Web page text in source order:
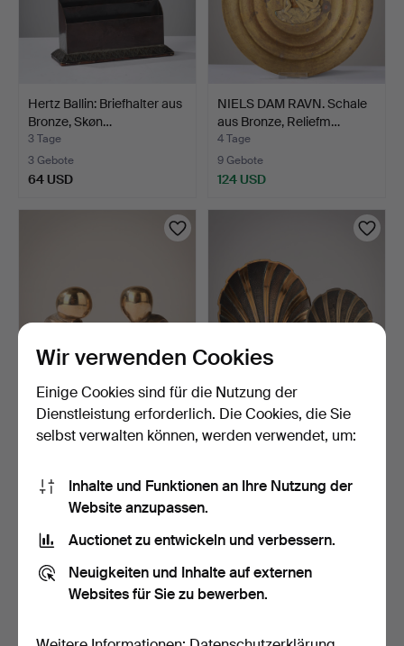
Hertz Ballin: Briefhalter aus
Bronze, Skøn…
3 Tage
3 Gebote
64 USD
NIELS DAM RAVN. Schale
aus Bronze, Reliefm…
4 Tage
9 Gebote
124 USD
ERLING ANDERSEN
(F.1937). "Optimist" und "…
4 Tage
342 USD
NIELS DAM RAVN. Zwei
Bronzeschalen verzier…
4 Tage
186 USD
Wir verwenden Cookies
Einige Cookies sind für die Nutzung der
Dienstleistung erforderlich. Die Cookies, die Sie
selbst verwalten können, werden verwendet, um:
Inhalte und Funktionen an Ihre Nutzung der
Website anzupassen.
Auctionet zu entwickeln und verbessern.
Neuigkeiten und Inhalte auf externen
Websites für Sie zu bewerben.